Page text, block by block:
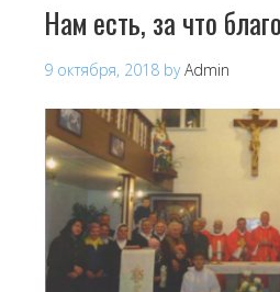
Нам есть, за что
9 октября, 2018 byAdmin